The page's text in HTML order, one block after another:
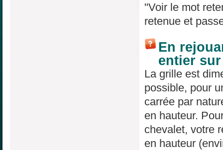
"Voir le mot
retenue et
En
entier
La grille est
possible, pour
carrée par
en hauteur.
chevalet, votre
en hauteur